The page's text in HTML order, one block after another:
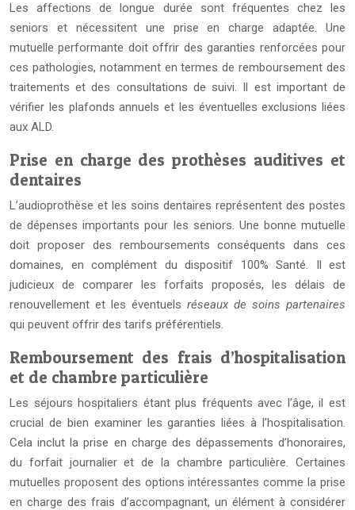
Les affections de longue durée sont fréquentes chez les
seniors et nécessitent une prise en charge adaptée. Une
mutuelle performante doit offrir des garanties renforcées pour
ces pathologies, notamment en termes de remboursement des
traitements et des consultations de suivi. Il est important de
vérifier les plafonds annuels et les éventuelles exclusions liées
aux ALD.
Prise en charge des prothèses auditives et
dentaires
L’audioprothèse et les soins dentaires représentent des postes
de dépenses importants pour les seniors. Une bonne mutuelle
doit proposer des remboursements conséquents dans ces
domaines, en complément du dispositif 100% Santé. Il est
judicieux de comparer les forfaits proposés, les délais de
renouvellement et les éventuels réseaux de soins partenaires
qui peuvent offrir des tarifs préférentiels.
Remboursement des frais d’hospitalisation
et de chambre particulière
Les séjours hospitaliers étant plus fréquents avec l’âge, il est
crucial de bien examiner les garanties liées à l’hospitalisation.
Cela inclut la prise en charge des dépassements d’honoraires,
du forfait journalier et de la chambre particulière. Certaines
mutuelles proposent des options intéressantes comme la prise
en charge des frais d’accompagnant, un élément à considérer